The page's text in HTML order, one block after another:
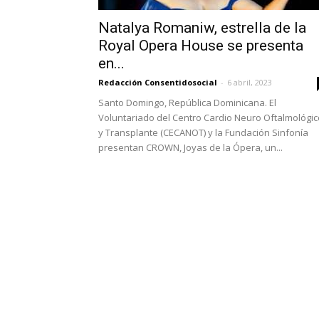
Natalya Romaniw, estrella de la
Royal Opera House se presenta
en...
Redacción Consentidosocial - 6 abril, 2023
Santo Domingo, República Dominicana. El
Voluntariado del Centro Cardio Neuro
y Transplante (CECANOT) y la Fundación Sinfonía
presentan CROWN, Joyas de la Ópera, un...